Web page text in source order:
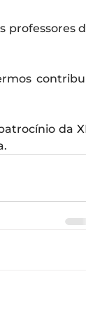
professores
da